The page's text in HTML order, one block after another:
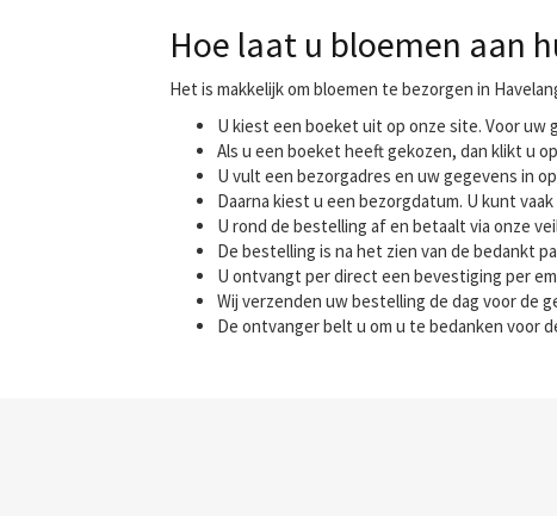
Hoe laat u bloemen aan
Het is makkelijk om bloemen te bezorgen in
U kiest een boeket uit op onze site. Voor uw
Als u een boeket heeft gekozen, dan klikt u
U vult een bezorgadres en uw gegevens in
Daarna kiest u een bezorgdatum. U kunt
U rond de bestelling af en betaalt via onze
De bestelling is na het zien van de bedankt
U ontvangt per direct een bevestiging per
Wij verzenden uw bestelling de dag voor de
De ontvanger belt u om u te bedanken voor